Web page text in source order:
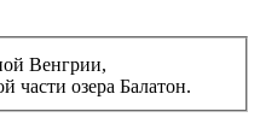
Венгрии,
части озера Балатон.